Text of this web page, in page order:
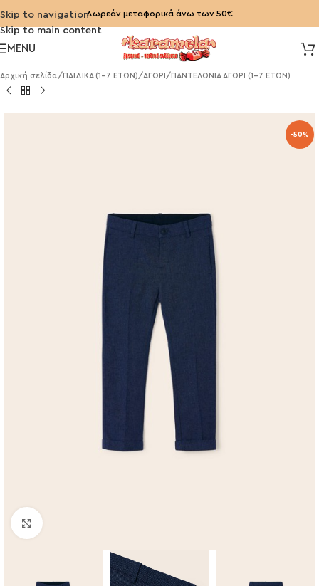
Skip to navigation
Skip to main content
Δωρεάν μεταφορικά άνω των 50€
MENU
Αρχική σελίδα/ ΠΑΙΔΙΚΑ (1-7 ΕΤΩΝ)/ΑΓΟΡΙ / ΠΑΝΤΕΛΟΝΙΑ ΑΓΟΡΙ (1-7 ΕΤΩΝ)
-50%